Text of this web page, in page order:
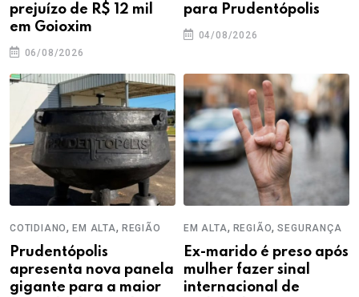
prejuízo de R$ 12 mil
em Goioxim
06/08/2026
para Prudentópolis
04/08/2026
COTIDIANO,EM ALTA, REGIÃO
Prudentópolis
apresenta nova panela
gigante para a maior
EM ALTA, REGIÃO,SEGURANÇA
Ex-marido é preso após
mulher fazer sinal
internacional de